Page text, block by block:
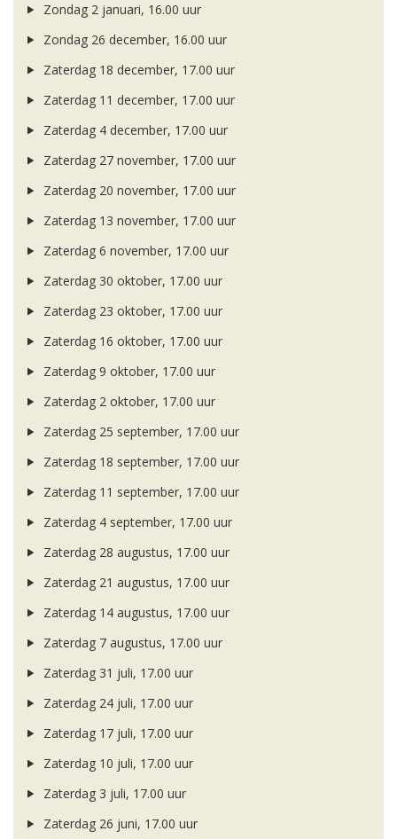
Zondag 2 januari, 16.00 uur
Zondag 26 december, 16.00 uur
Zaterdag 18 december, 17.00 uur
Zaterdag 11 december, 17.00 uur
Zaterdag 4 december, 17.00 uur
Zaterdag 27 november, 17.00 uur
Zaterdag 20 november, 17.00 uur
Zaterdag 13 november, 17.00 uur
Zaterdag 6 november, 17.00 uur
Zaterdag 30 oktober, 17.00 uur
Zaterdag 23 oktober, 17.00 uur
Zaterdag 16 oktober, 17.00 uur
Zaterdag 9 oktober, 17.00 uur
Zaterdag 2 oktober, 17.00 uur
Zaterdag 25 september, 17.00 uur
Zaterdag 18 september, 17.00 uur
Zaterdag 11 september, 17.00 uur
Zaterdag 4 september, 17.00 uur
Zaterdag 28 augustus, 17.00 uur
Zaterdag 21 augustus, 17.00 uur
Zaterdag 14 augustus, 17.00 uur
Zaterdag 7 augustus, 17.00 uur
Zaterdag 31 juli, 17.00 uur
Zaterdag 24 juli, 17.00 uur
Zaterdag 17 juli, 17.00 uur
Zaterdag 10 juli, 17.00 uur
Zaterdag 3 juli, 17.00 uur
Zaterdag 26 juni, 17.00 uur